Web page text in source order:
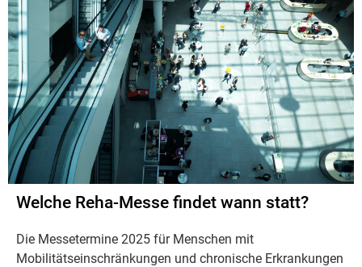
Welche Reha-Messe findet wann statt?
Die Messetermine 2025 für Menschen mit
Mobilitätseinschränkungen und chronische Erkrankungen